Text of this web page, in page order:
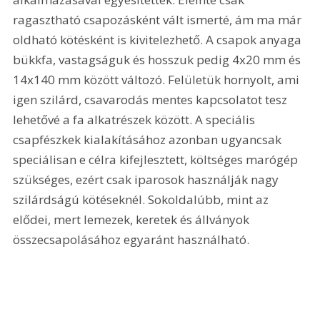
ragasztható csapozásként vált ismerté, ám ma már
oldható kötésként is kivitelezhető. A csapok anyaga
bükkfa, vastagságuk és hosszuk pedig 4x20 mm és
14x140 mm között változó. Felületük hornyolt, ami
igen szilárd, csavarodás mentes kapcsolatot tesz
lehetővé a fa alkatrészek között. A speciális
csapfészkek kialakításához azonban ugyancsak
speciálisan e célra kifejlesztett, költséges marógép
szükséges, ezért csak iparosok használják nagy
szilárdságú kötéseknél. Sokoldalúbb, mint az
elődei, mert lemezek, keretek és állványok
összecsapolásához egyaránt használható.